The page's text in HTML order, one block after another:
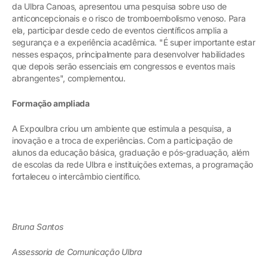
da Ulbra Canoas, apresentou uma pesquisa sobre uso de
anticoncepcionais e o risco de tromboembolismo venoso. Para
ela, participar desde cedo de eventos científicos amplia a
segurança e a experiência acadêmica. "É super importante estar
nesses espaços, principalmente para desenvolver habilidades
que depois serão essenciais em congressos e eventos mais
abrangentes", complementou.
Formação ampliada
A Expoulbra criou um ambiente que estimula a pesquisa, a
inovação e a troca de experiências. Com a participação de
alunos da educação básica, graduação e pós-graduação, além
de escolas da rede Ulbra e instituições externas, a programação
fortaleceu o intercâmbio científico.
Bruna Santos
Assessoria de Comunicação Ulbra